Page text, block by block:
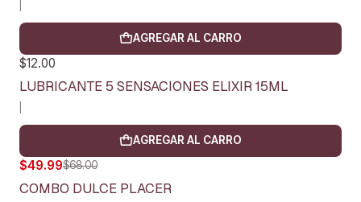
AGREGAR AL CARRO
$12.00
LUBRICANTE 5 SENSACIONES ELIXIR 15ML
AGREGAR AL CARRO
$49.99$68.00
COMBO DULCE PLACER